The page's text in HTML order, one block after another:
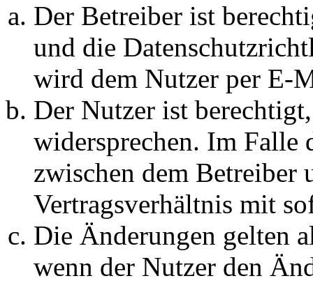
Der Betreiber ist
und die
wird dem Nutzer per E-
Der Nutzer ist
widersprechen. Im Falle
zwischen dem Betreiber
Vertragsverhältnis mit
Die Änderungen gelten
wenn der Nutzer den